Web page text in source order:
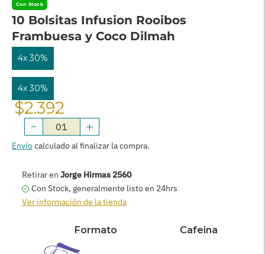
Con Stock
10 Bolsitas Infusion Rooibos
Frambuesa y Coco Dilmah
4x 30%
4x 30%
Precio
Normal
$2.392
Envíocalculado al finalizar la compra.
AGREGAR AL CARRITO
Retirar en Jorge Hirmas 2560
Con Stock, generalmente listo en 24hrs
Ver información de la tienda
Formato Cafeina